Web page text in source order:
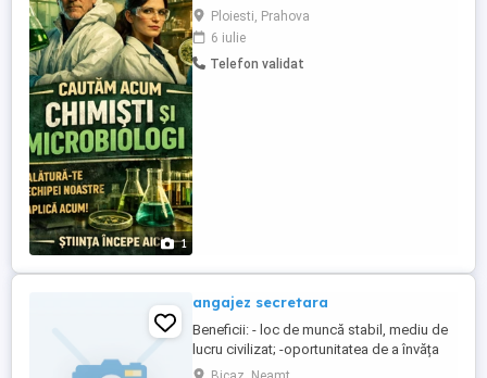
1
_______________________________________
COMPARTIMENTUL: Laboratorul MANOR
LABORATORY CENTER SRL, punct de
lucru Strada Paltinului, Nr.41 A, Ploiesti,
Ploiesti, Prahova
6 iulie
Telefon validat
angajez secretara
Beneficii: - loc de muncă stabil, mediu de
lucru civilizat; -oportunitatea de a învăța
lucruri noi; -salariu competitiv, cu